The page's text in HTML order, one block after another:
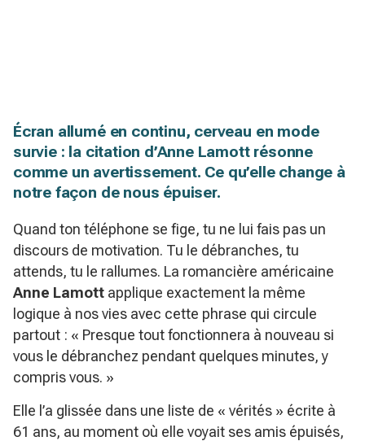
Écran allumé en continu, cerveau en mode
survie : la citation d’Anne Lamott résonne
comme un avertissement. Ce qu’elle change à
notre façon de nous épuiser.
Quand ton téléphone se fige, tu ne lui fais pas un
discours de motivation. Tu le débranches, tu
attends, tu le rallumes. La romancière américaine
Anne Lamott applique exactement la même
logique à nos vies avec cette phrase qui circule
partout : « Presque tout fonctionnera à nouveau si
vous le débranchez pendant quelques minutes, y
compris vous. »
Elle l’a glissée dans une liste de « vérités » écrite à
61 ans, au moment où elle voyait ses amis épuisés,